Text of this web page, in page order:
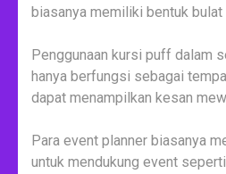
biasanya memiliki bentuk bulat
Penggunaan kursi puff dalam
hanya berfungsi sebagai
dapat menampilkan kesan
Para event planner biasanya
untuk mendukung event